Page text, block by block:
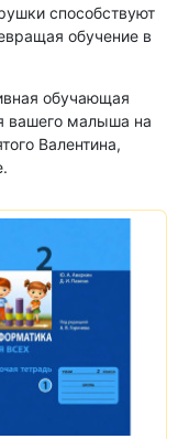
способствуют
обучение в
обучающая
вашего малыша на
Валентина,